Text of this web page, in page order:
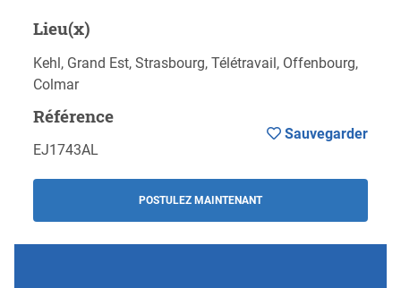
Lieu(x)
Kehl, Grand Est, Strasbourg, Télétravail, Offenbourg,
Colmar
Référence
EJ1743AL
POSTULEZ MAINTENANT
Sauvegarder